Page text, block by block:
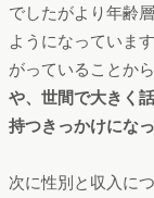
でしたがより年齢
ようになっていま
がっていることから
や、世間で大きく
持つきっかけにな
次に性別と収入に